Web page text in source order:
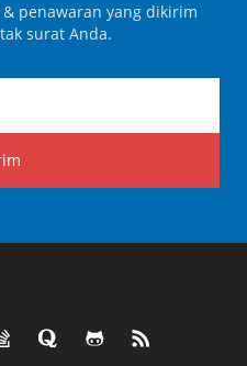
penawaran yang dikirim
surat Anda.